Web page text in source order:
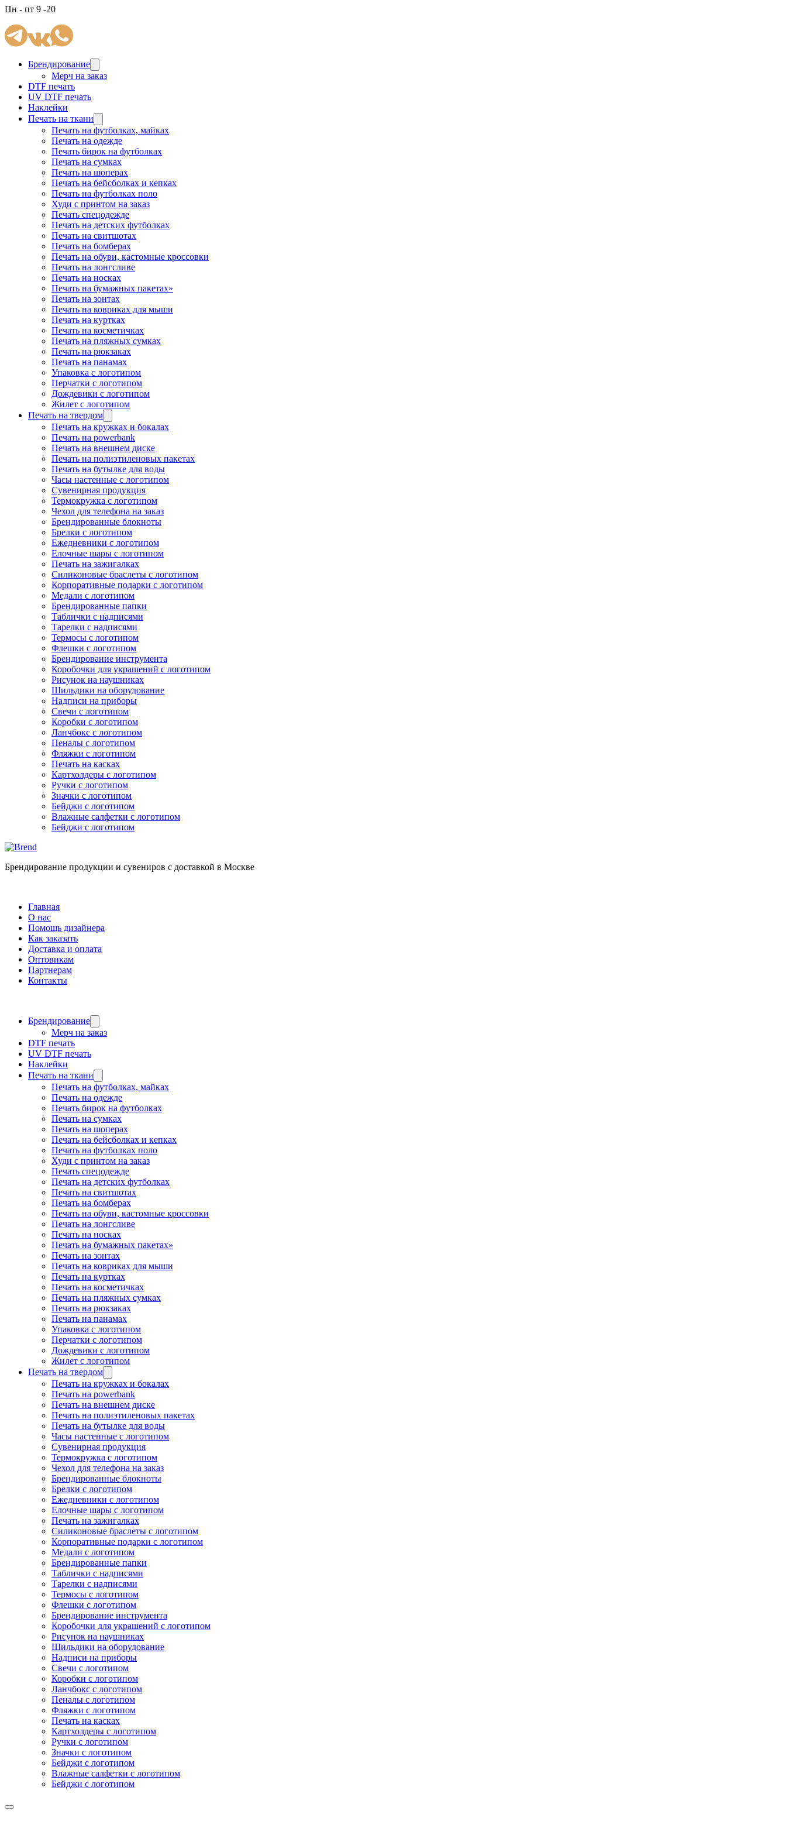
Пн - пт 9 -20
Брендирование
Мерч на заказ
DTF печать
UV DTF печать
Наклейки
Печать на ткани
Печать на футболках, майках
Печать на одежде
Печать бирок на футболках
Печать на сумках
Печать на шоперах
Печать на бейсболках и кепках
Печать на футболках поло
Худи с принтом на заказ
Печать спецодежде
Печать на детских футболках
Печать на свитшотах
Печать на бомберах
Печать на обуви, кастомные кроссовки
Печать на лонгсливе
Печать на носках
Печать на бумажных пакетах»
Печать на зонтах
Печать на ковриках для мыши
Печать на куртках
Печать на косметичках
Печать на пляжных сумках
Печать на рюкзаках
Печать на панамах
Упаковка с логотипом
Перчатки с логотипом
Дождевики с логотипом
Жилет с логотипом
Печать на твердом
Печать на кружках и бокалах
Печать на powerbank
Печать на внешнем диске
Печать на полиэтиленовых пакетах
Печать на бутылке для воды
Часы настенные с логотипом
Сувенирная продукция
Термокружка с логотипом
Чехол для телефона на заказ
Брендированные блокноты
Брелки с логотипом
Ежедневники с логотипом
Елочные шары с логотипом
Печать на зажигалках
Силиконовые браслеты с логотипом
Корпоративные подарки с логотипом
Медали с логотипом
Брендированные папки
Таблички с надписями
Тарелки с надписями
Термосы с логотипом
Флешки с логотипом
Брендирование инструмента
Коробочки для украшений с логотипом
Рисунок на наушниках
Шильдики на оборудование
Надписи на приборы
Свечи с логотипом
Коробки с логотипом
Ланчбокс с логотипом
Пеналы с логотипом
Фляжки с логотипом
Печать на касках
Картхолдеры с логотипом
Ручки с логотипом
Значки с логотипом
Бейджи с логотипом
Влажные салфетки с логотипом
Бейджи с логотипом
Брендирование продукции и сувениров с доставкой в Москве
Главная
О нас
Помощь дизайнера
Как заказать
Доставка и оплата
Оптовикам
Партнерам
Контакты
Брендирование
Мерч на заказ
DTF печать
UV DTF печать
Наклейки
Печать на ткани
Печать на футболках, майках
Печать на одежде
Печать бирок на футболках
Печать на сумках
Печать на шоперах
Печать на бейсболках и кепках
Печать на футболках поло
Худи с принтом на заказ
Печать спецодежде
Печать на детских футболках
Печать на свитшотах
Печать на бомберах
Печать на обуви, кастомные кроссовки
Печать на лонгсливе
Печать на носках
Печать на бумажных пакетах»
Печать на зонтах
Печать на ковриках для мыши
Печать на куртках
Печать на косметичках
Печать на пляжных сумках
Печать на рюкзаках
Печать на панамах
Упаковка с логотипом
Перчатки с логотипом
Дождевики с логотипом
Жилет с логотипом
Печать на твердом
Печать на кружках и бокалах
Печать на powerbank
Печать на внешнем диске
Печать на полиэтиленовых пакетах
Печать на бутылке для воды
Часы настенные с логотипом
Сувенирная продукция
Термокружка с логотипом
Чехол для телефона на заказ
Брендированные блокноты
Брелки с логотипом
Ежедневники с логотипом
Елочные шары с логотипом
Печать на зажигалках
Силиконовые браслеты с логотипом
Корпоративные подарки с логотипом
Медали с логотипом
Брендированные папки
Таблички с надписями
Тарелки с надписями
Термосы с логотипом
Флешки с логотипом
Брендирование инструмента
Коробочки для украшений с логотипом
Рисунок на наушниках
Шильдики на оборудование
Надписи на приборы
Свечи с логотипом
Коробки с логотипом
Ланчбокс с логотипом
Пеналы с логотипом
Фляжки с логотипом
Печать на касках
Картхолдеры с логотипом
Ручки с логотипом
Значки с логотипом
Бейджи с логотипом
Влажные салфетки с логотипом
Бейджи с логотипом